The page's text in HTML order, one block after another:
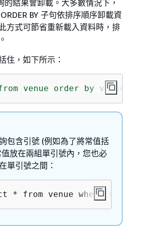
的結果會卸載。大多數情況下，
BY 子句依排序順序卸載資
方式可節省重新載入資料時，排
住，如下所示：
venue order by venueid'
包含引號 (例如為了將常值括
放在兩組單引號內，您也必
單引號之間：
* from venue where